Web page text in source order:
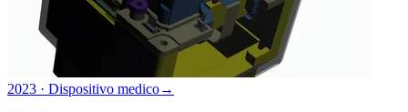
2023 · Dispositivo medico→